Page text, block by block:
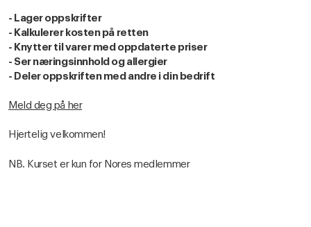
- Lager oppskrifter
- Kalkulerer kosten på retten
- Knytter til varer med oppdaterte priser
- Ser næringsinnhold og allergier
- Deler oppskriften med andre i din bedrift
Meld deg på her
Hjertelig velkommen!
NB. Kurset er kun for Nores medlemmer